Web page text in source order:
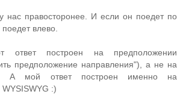
нас правосторонее. И если он поедет по
влево.
ответ построен на предположении
предположение направления"), а не на
А мой ответ построен именно на
:)